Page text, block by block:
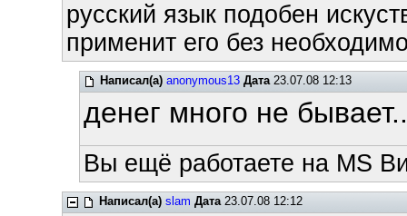
русский язык подобен
применит его без
Написал(а) anonymous13 Дата23.07.08 12:13
денег много не
Вы ещё работаете на MS
Написал(а) slam Дата23.07.08 12:12